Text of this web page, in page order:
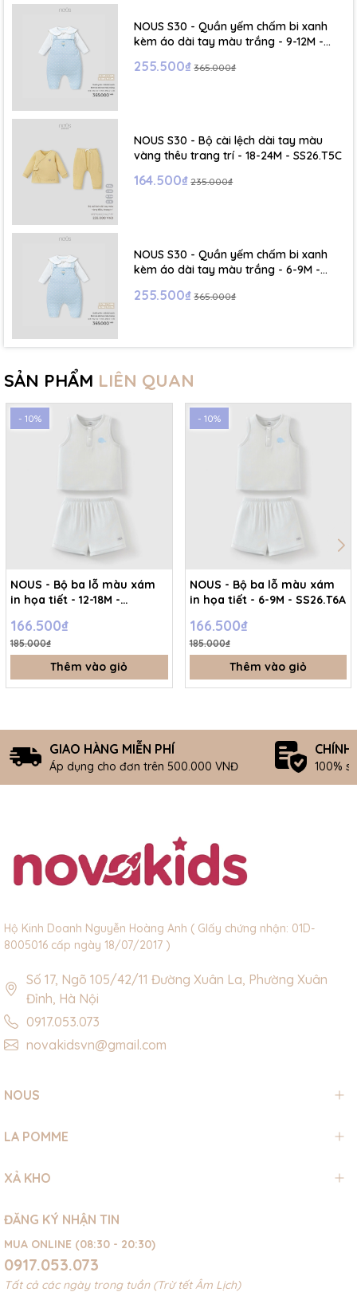
NOUS S30 - Quần yếm chấm bi xanh
kèm áo dài tay màu trắng - 9-12M -
255.500₫ 365.000₫
NOUS S30 - Bộ cài lệch dài tay màu
vàng thêu trang trí - 18-24M - SS26.T5C
164.500₫ 235.000₫
NOUS S30 - Quần yếm chấm bi xanh
kèm áo dài tay màu trắng - 6-9M -
255.500₫ 365.000₫
SẢN PHẨM LIÊN QUAN
- 10%
NOUS - Bộ ba lỗ màu xám
in họa tiết - 12-18M -
166.500₫
185.000₫
Thêm vào giỏ
- 10%
NOUS - Bộ ba lỗ màu xám
in họa tiết - 6-9M - SS26.T6A
166.500₫
185.000₫
Thêm vào giỏ
GIAO HÀNG MIỄN PHÍ
Áp dụng cho đơn trên 500.000 VNĐ
CHÍNH
100%
Hộ Kinh Doanh Nguyễn Hoàng Anh ( GIấy chứng nhận: 01D-
8005016 cấp ngày 18/07/2017 )
Số 17, Ngõ 105/42/11 Đường Xuân La, Phường Xuân
Đỉnh, Hà Nội
0917.053.073
novakidsvn@gmail.com
NOUS
LA POMME
XẢ KHO
ĐĂNG KÝ NHẬN TIN
MUA ONLINE (08:30 - 20:30)
0917.053.073
Tất cả các ngày trong tuần (Trừ tết Âm Lịch)